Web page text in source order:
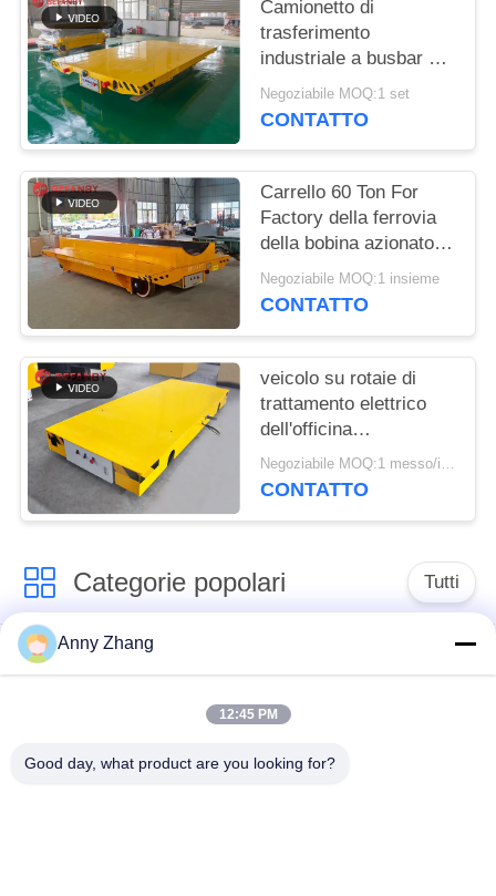
POLICY
Camionetto di
trasferimento
industriale a busbar a
10 T
Negoziabile MOQ:1 set
CONTATTO
Carrello 60 Ton For
Factory della ferrovia
della bobina azionato
sbarra collettrice
Negoziabile MOQ:1 insieme
CONTATTO
veicolo su rotaie di
trattamento elettrico
dell'officina
autoalimentato sbarra
collettrice 15T
Negoziabile MOQ:1 messo/insiemi
CONTATTO
Categorie popolari Tutti
carretto di
trasferimento della
carretto non cingolato
carretto di
Anny Zhang
12:45 PM
Good day, what product are you looking for?